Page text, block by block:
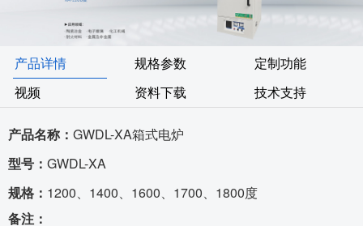
产品详情 规格参数
定制功能
视频
资料下载 技术支持
产品名称： GWDL-XA箱式电炉
型号： GWDL-XA
规格： 1200、1400、1600、1700、1800度
备注：